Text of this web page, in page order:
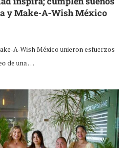
y Make-A-Wish México
A-Wish México unieron esfuerzos
de una …